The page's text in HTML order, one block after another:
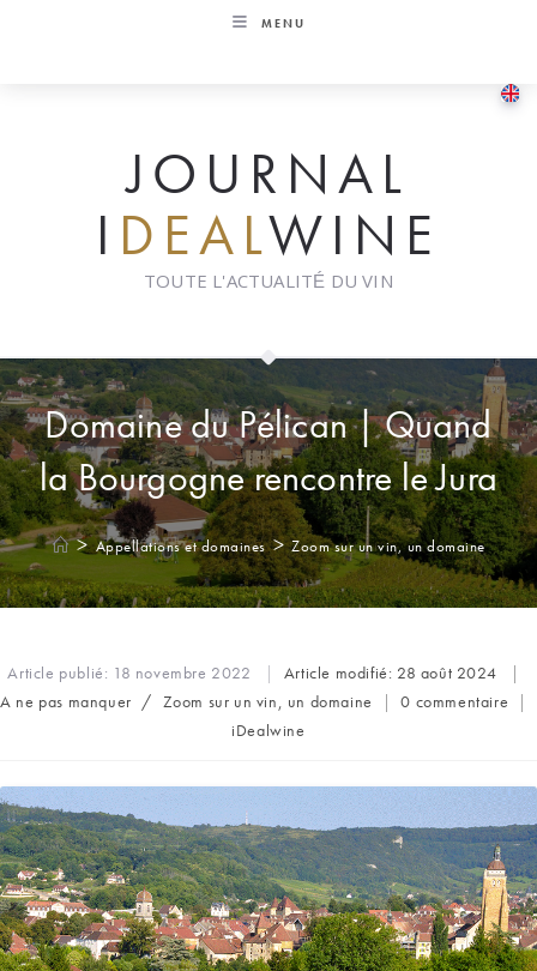
MENU
JOURNAL
I DEALWINE
TOUTE L'ACTUALITÉ DU VIN
Domaine du Pélican | Quand
la Bourgogne rencontre le Jura
> Appellations et domaines > Zoom sur un vin, un domaine
Article publié: 18 novembre 2022 Article modifié: 28 août 2024
Post
A ne pas manquer / Zoom sur un vin, un domaine
Commentaires
0 commentaire
Auteur/autrice
iDealwine